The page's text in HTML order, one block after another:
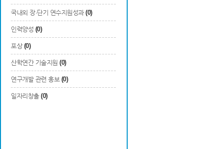
국내외 장·단기 연수지원성과 (0)
인력양성 (0)
포상 (0)
산학연간 기술지원 (0)
연구개발 관련 홍보 (0)
일자리창출 (0)